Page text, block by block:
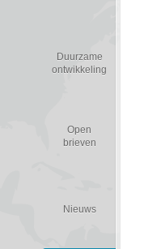
Duurzame
ontwikkeling
Open
brieven
Nieuws